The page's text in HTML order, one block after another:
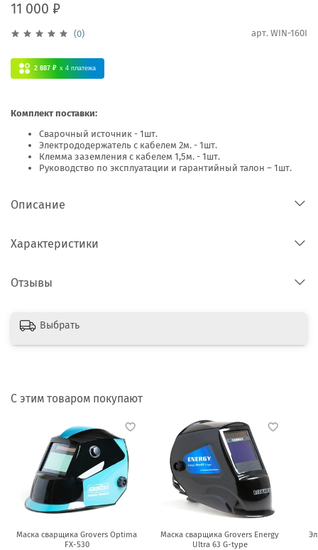
(0) арт. WIN-160I
11 000 ₽
2 887 ₽ x 4 платежа
Комплект поставки:
Сварочный источник - 1шт.
Электрододержатель с кабелем 2м. - 1шт.
Клемма заземления с кабелем 1,5м. - 1шт.
Руководство по эксплуатации и гарантийный талон – 1шт.
Описание
Характеристики
Отзывы
Выбрать
С этим товаром покупают
Маска сварщика Grovers Optima
FX-530
Маска сварщика Grovers Energy
Ultra 63 G-type